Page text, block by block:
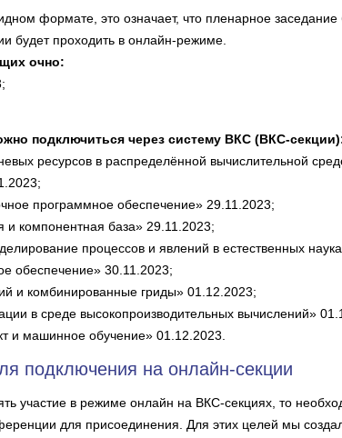
формате, это означает, что пленарное заседание
будет проходить в онлайн-режиме.
очно:
подключиться через систему ВКС (ВКС-
ресурсов в распределённой вычислительной
программное обеспечение» 29.11.2023;
компонентная база» 29.11.2023;
процессов и явлений в естественных
обеспечение» 30.11.2023;
и комбинированные гриды» 01.12.2023;
в среде высокопроизводительных вычислений»
и машинное обучение» 01.12.2023.
подключения на онлайн-секции
участие в режиме онлайн на ВКС-секциях, то
для присоединения. Для этих целей мы